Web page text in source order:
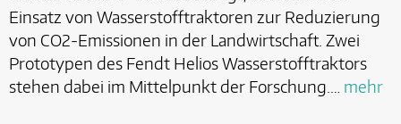
Einsatz von Wasserstofftraktoren zur Reduzierung
von CO2-Emissionen in der Landwirtschaft. Zwei
Prototypen des Fendt Helios Wasserstofftraktors
stehen dabei im Mittelpunkt der Forschung.… mehr